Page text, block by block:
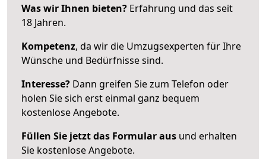
Was wir Ihnen bieten? Erfahrung und das seit
18 Jahren.
Kompetenz, da wir die Umzugsexperten für Ihre
Wünsche und Bedürfnisse sind.
Interesse? Dann greifen Sie zum Telefon oder
holen Sie sich erst einmal ganz bequem
kostenlose Angebote.
Füllen Sie jetzt das Formular aus und erhalten
Sie kostenlose Angebote.